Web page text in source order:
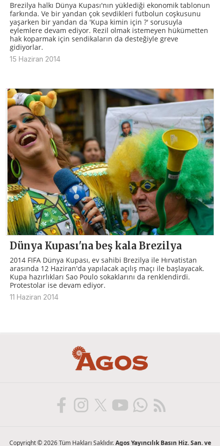
Brezilya halkı Dünya Kupası'nın yüklediği ekonomik tablonun
farkında. Ve bir yandan çok sevdikleri futbolun coşkusunu
yaşarken bir yandan da 'Kupa kimin için ?' sorusuyla
eylemlere devam ediyor. Rezil olmak istemeyen hükümetten
hak koparmak için sendikaların da desteğiyle greve
gidiyorlar.
15 Haziran 2014
Dünya Kupası'na beş kala Brezilya
2014 FIFA Dünya Kupası, ev sahibi Brezilya ile Hırvatistan
arasında 12 Haziran'da yapılacak açılış maçı ile başlayacak.
Kupa hazırlıkları Sao Poulo sokaklarını da renklendirdi.
Protestolar ise devam ediyor.
11 Haziran 2014
Copyright © 2026 Tüm Hakları Saklıdır.Agos Yayıncılık Basın Hiz. San. ve